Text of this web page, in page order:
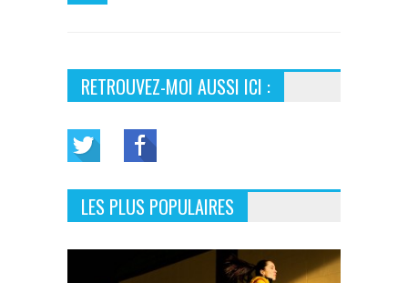
RETROUVEZ-MOI AUSSI ICI :
LES PLUS POPULAIRES